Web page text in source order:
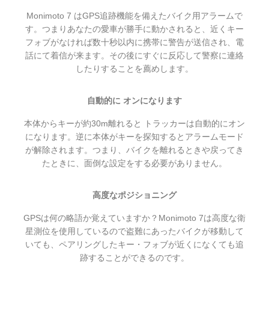
Monimoto 7 はGPS追跡機能を備えたバイク用アラームで
す。つまりあなたの愛車が勝手に動かされると、近くキー
フォブがなければ数十秒以内に携帯に警告が送信され、電
話にて着信が来ます。その後にすぐに反応して警察に連絡
したりすることを薦めします。
自動的に オンになります
本体からキーが約30m離れると トラッカーは自動的にオン
になります。逆に本体がキーを探知するとアラームモード
が解除されます。つまり、バイクを離れるときや戻ってき
たときに、面倒な設定をする必要がありません。
高度なポジショニング
GPSは何の略語か覚えていますか？Monimoto 7は高度な衛
星測位を使用しているので盗難にあったバイクが移動して
いても、ペアリングしたキー・フォブが近くになくても追
跡することができるのです。